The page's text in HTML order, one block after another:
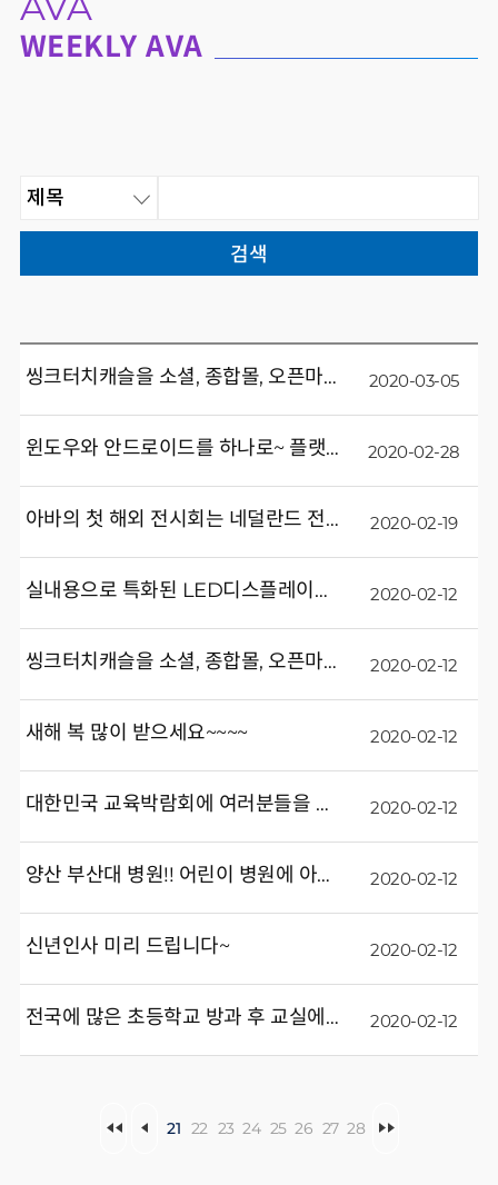
WEEKLY AVA
씽크터치캐슬을 소셜, 종합몰, 오픈마켓에서 만나실 수 있어요~ 2020-03-05
윈도우와 안드로이드를 하나로~ 플랫터치테이블 소개 드려요~ 2020-02-28
아바의 첫 해외 전시회는 네덜란드 전시회로 시작하였습니다~~~ 2020-02-19
실내용으로 특화된 LED디스플레이를 소개합니다~ 2020-02-12
씽크터치캐슬을 소셜, 종합몰, 오픈마켓에서 만나실 수 있어요~ 2020-02-12
새해 복 많이 받으세요~~~~ 2020-02-12
대한민국 교육박람회에 여러분들을 초대합니다~~~ 2020-02-12
양산 부산대 병원!! 어린이 병원에 아바비젼의 멀티월 있습니다~~ 2020-02-12
신년인사 미리 드립니다~ 2020-02-12
전국에 많은 초등학교 방과 후 교실에서 씽크터치가 설치되고 있어요~ 2020-02-12
21 22 23 24 25 26 27 28